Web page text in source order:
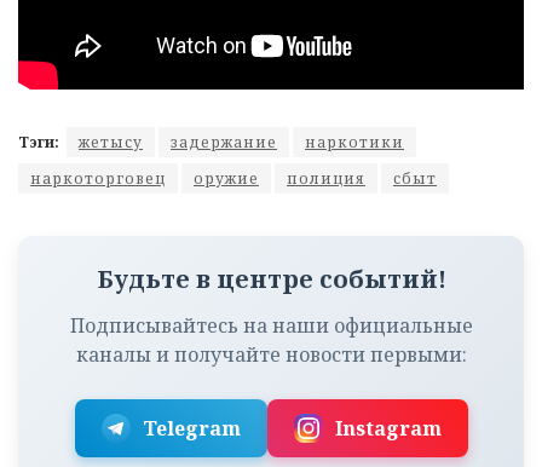
Тэги: жетысу задержание
наркотики
наркоторговец
оружие полиция сбыт
Будьте в центре событий!
Подписывайтесь на наши официальные
каналы и получайте новости первыми:
Telegram Instagram